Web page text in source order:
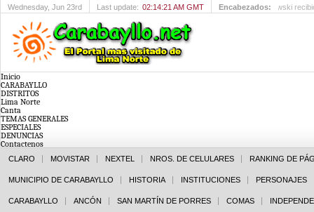
Wednesday, Jun 23rd Last update: 02:14:21 AM GMT Encabezados: María
Inicio
CARABAYLLO
DISTRITOS
Lima Norte
Canta
TEMAS GENERALES
ESPECIALES
DENUNCIAS
Contactenos
CLARO MOVISTAR NEXTEL NROS. DE CELULARES RANKING DE
MUNICIPIO DE CARABAYLLO HISTORIA INSTITUCIONES PERSONAJES
CARABAYLLO ANCÓN SAN MARTÍN DE PORRES COMAS